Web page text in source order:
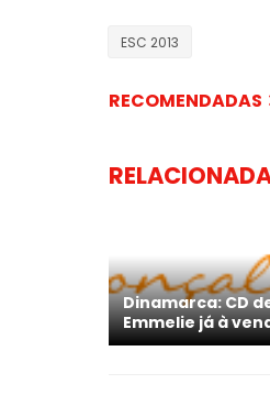
ESC 2013
RECOMENDADAS
Dinamarca: CD
Emmelie já à